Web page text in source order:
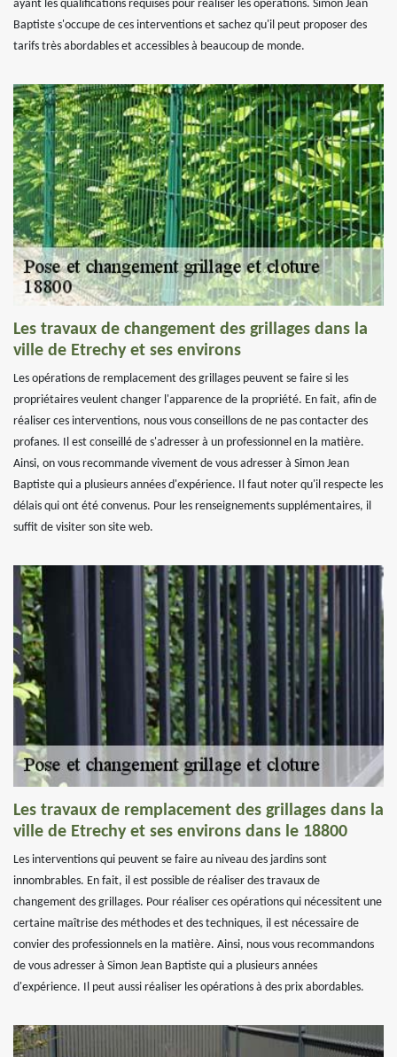
ayant les qualifications requises pour réaliser les opérations. Simon Jean
Baptiste s'occupe de ces interventions et sachez qu'il peut proposer des
tarifs très abordables et accessibles à beaucoup de monde.
Les travaux de changement des grillages dans la
ville de Etrechy et ses environs
Les opérations de remplacement des grillages peuvent se faire si les
propriétaires veulent changer l'apparence de la propriété. En fait, afin de
réaliser ces interventions, nous vous conseillons de ne pas contacter des
profanes. Il est conseillé de s'adresser à un professionnel en la matière.
Ainsi, on vous recommande vivement de vous adresser à Simon Jean
Baptiste qui a plusieurs années d'expérience. Il faut noter qu'il respecte les
délais qui ont été convenus. Pour les renseignements supplémentaires, il
suffit de visiter son site web.
Les travaux de remplacement des grillages dans la
ville de Etrechy et ses environs dans le 18800
Les interventions qui peuvent se faire au niveau des jardins sont
innombrables. En fait, il est possible de réaliser des travaux de
changement des grillages. Pour réaliser ces opérations qui nécessitent une
certaine maîtrise des méthodes et des techniques, il est nécessaire de
convier des professionnels en la matière. Ainsi, nous vous recommandons
de vous adresser à Simon Jean Baptiste qui a plusieurs années
d'expérience. Il peut aussi réaliser les opérations à des prix abordables.